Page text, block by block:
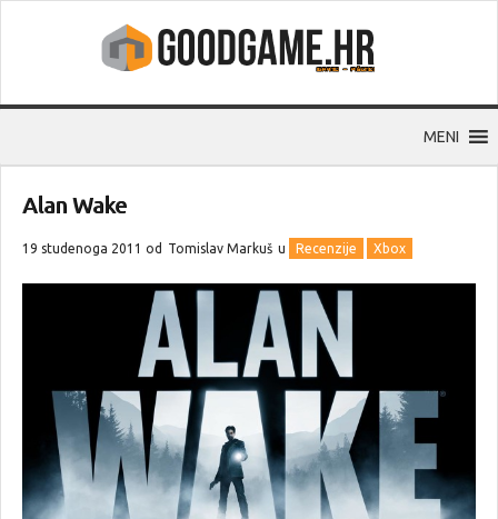
MENI
Alan Wake
19 studenoga 2011 od Tomislav Markuš u Recenzije Xbox